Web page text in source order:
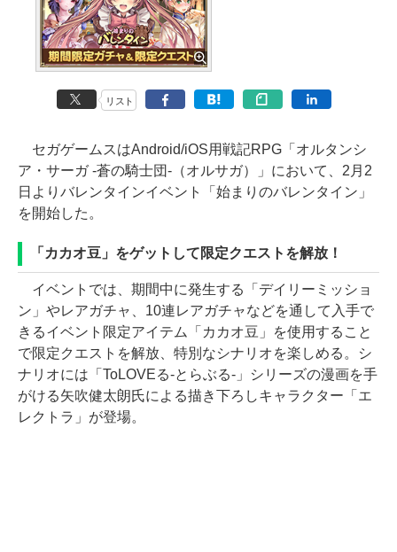
リスト
セガゲームスはAndroid/iOS用戦記RPG「オルタンシ
ア・サーガ -蒼の騎士団-（オルサガ）」において、2月2
日よりバレンタインイベント「始まりのバレンタイン」
を開始した。
「カカオ豆」をゲットして限定クエストを解放！
イベントでは、期間中に発生する「デイリーミッショ
ン」やレアガチャ、10連レアガチャなどを通して入手で
きるイベント限定アイテム「カカオ豆」を使用すること
で限定クエストを解放、特別なシナリオを楽しめる。シ
ナリオには「ToLOVEる-とらぶる-」シリーズの漫画を手
がける矢吹健太朗氏による描き下ろしキャラクター「エ
レクトラ」が登場。